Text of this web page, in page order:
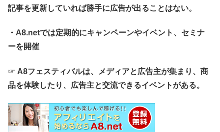
記事を更新していれば勝手に広告が出ることはない。
・A8.netでは定期的にキャンペーンやイベント、セミナ
ーを開催
☞ A8フェスティバルは、メディアと広告主が集まり、商
品を体験したり、広告主と交流できるイベントがある。